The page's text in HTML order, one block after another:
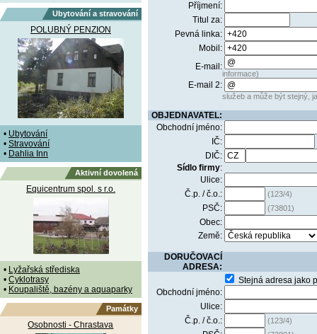
Ubytování a stravování
POLUBNÝ PENZION
• Ubytování
• Stravování
• Dahlia Inn
Aktivní dovolená
Equicentrum spol. s r.o.
• Lyžařská střediska
• Cyklotrasy
• Koupaliště, bazény a aquaparky
Památky
Osobnosti - Chrastava
Příjmení:
Titul za:
Pevná linka:
Mobil:
E-mail:
informace)
E-mail 2:
služeb a může být stejný,
OBJEDNAVATEL:
Obchodní jméno:
IČ:
DIČ:
Sídlo firmy:
Ulice:
Č.p. / č.o.:
(123/4)
PSČ: (73801)
Obec:
Země:
DORUČOVACÍ
ADRESA:
Stejná adresa jako
Obchodní jméno:
Ulice:
Č.p. / č.o.:
(123/4)